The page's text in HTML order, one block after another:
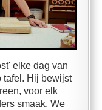
elke dag van
tafel. Hij bewijst
voor elk
smaak. We